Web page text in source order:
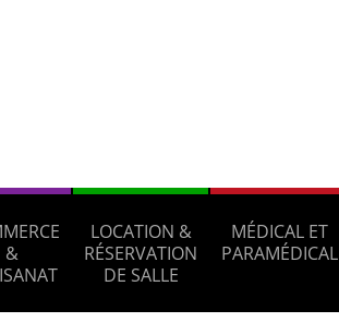
&
LOCATION &
RÉSERVATION
DE SALLE
MÉDICAL ET
PARAMÉDICAL